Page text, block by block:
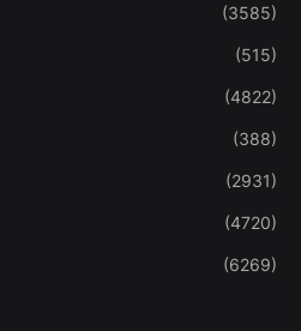
(3585)
(515)
(4822)
(388)
(2931)
(4720)
(6269)